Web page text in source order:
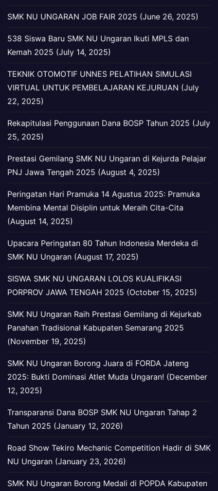
SMK NU UNGARAN JOB FAIR 2025 (June 26, 2025)
538 Siswa Baru SMK NU Ungaran Ikuti MPLS dan
Kemah 2025 (July 14, 2025)
TEKNIK OTOMOTIF UNNES PELATIHAN SIMULASI
VIRTUAL UNTUK PEMBELAJARAN KEJURUAN (July
22, 2025)
Rekapitulasi Penggunaan Dana BOSP Tahun 2025 (July
25, 2025)
Prestasi Gemilang SMK NU Ungaran di Kejurda Pelajar
PNJ Jawa Tengah 2025 (August 4, 2025)
Peringatan Hari Pramuka 14 Agustus 2025: Pramuka
Membina Mental Disiplin untuk Meraih Cita-Cita
(August 14, 2025)
Upacara Peringatan 80 Tahun Indonesia Merdeka di
SMK NU Ungaran (August 17, 2025)
SISWA SMK NU UNGARAN LOLOS KUALIFIKASI
PORPROV JAWA TENGAH 2025 (October 15, 2025)
SMK NU Ungaran Raih Prestasi Gemilang di Kejurkab
Panahan Tradisional Kabupaten Semarang 2025
(November 19, 2025)
SMK NU Ungaran Borong Juara di FORDA Jateng
2025: Bukti Dominasi Atlet Muda Ungaran! (December
12, 2025)
Transparansi Dana BOSP SMK NU Ungaran Tahap 2
Tahun 2025 (January 12, 2026)
Road Show Tekiro Mechanic Competition Hadir di SMK
NU Ungaran (January 23, 2026)
SMK NU Ungaran Borong Medali di POPDA Kabupaten